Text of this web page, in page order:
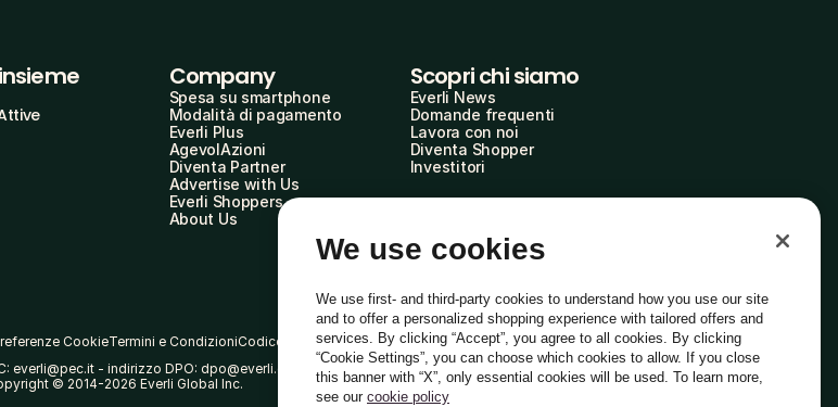
Company
Spesa su smartphone
Modalità di pagamento
Everli Plus
AgevolAzioni
Diventa Partner
Advertise with Us
Everli Shoppers
About Us
Scopri chi siamo
Everli News
Domande frequenti
Lavora con noi
Diventa Shopper
Investitori
CookieTermini e CondizioniCodice Etico
everli@pec.it - indirizzo DPO: dpo@everli.com
© 2014-2026 Everli Global Inc.
Italiano
We use cookies
We use first- and third-party cookies to understand how you use our site
and to offer a personalized shopping experience with tailored offers and
services. By clicking “Accept”, you agree to all cookies. By clicking
“Cookie Settings”, you can choose which cookies to allow. If you close
this banner with “X”, only essential cookies will be used. To learn more,
see our cookie policy